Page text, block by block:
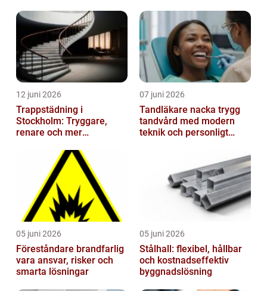
12 juni 2026
Trappstädning i
Stockholm: Tryggare,
renare och mer
07 juni 2026
Tandläkare nacka trygg
tandvård med modern
teknik och personligt
05 juni 2026
Föreståndare brandfarlig
vara ansvar, risker och
smarta lösningar
05 juni 2026
Stålhall: flexibel, hållbar
och kostnadseffektiv
byggnadslösning